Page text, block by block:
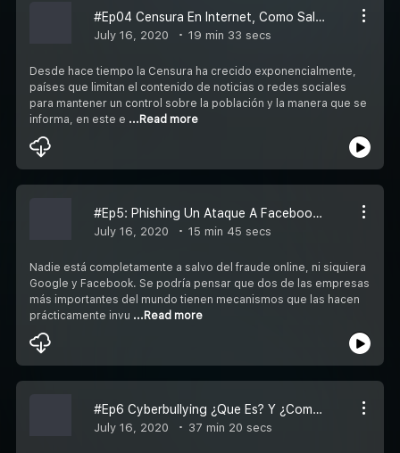
#Ep04 Censura En Internet, Como Saltarse Los Bloqueos De Contenidos Sin Ser Identificados
July 16, 2020 19 min 33 secs
Desde hace tiempo la Censura ha crecido exponencialmente,
países que limitan el contenido de noticias o redes sociales
para mantener un control sobre la población y la manera que se
informa, en este e ...Read more
#Ep5: Phishing Un Ataque A Facebook Y Google Que Roban US$100 Millones
July 16, 2020 15 min 45 secs
Nadie está completamente a salvo del fraude online, ni siquiera
Google y Facebook. Se podría pensar que dos de las empresas
más importantes del mundo tienen mecanismos que las hacen
prácticamente invu ...Read more
#Ep6 Cyberbullying ¿Que Es? Y ¿Como Evitarlo? Por Monica Villalaz
July 16, 2020 37 min 20 secs